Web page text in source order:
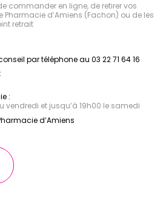
commander en ligne, de retirer vos
d’Amiens (Fachon) ou de les
retrait
par téléphone au 03 22 71 64 16
:
vendredi et jusqu’à 19h00 le samedi
d’Amiens